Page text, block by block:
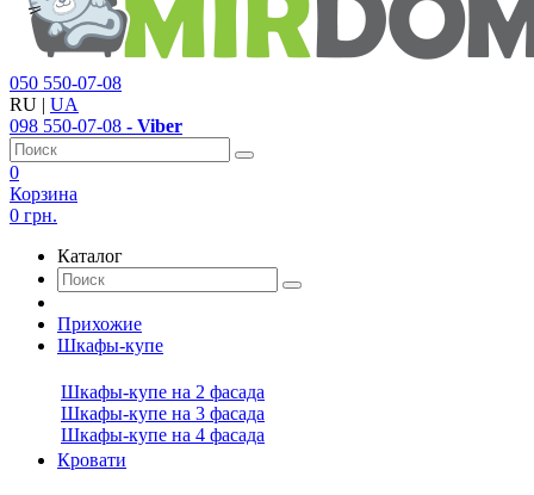
050 550-07-08
RU | UA
098 550-07-08 - Viber
0
Корзина
0 грн.
Каталог
Прихожие
Шкафы-купе
Шкафы-купе на 2 фасада
Шкафы-купе на 3 фасада
Шкафы-купе на 4 фасада
Кровати